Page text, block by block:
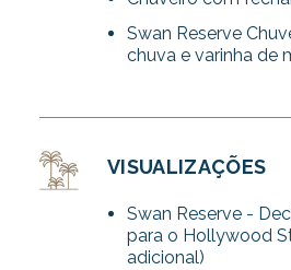
Swan Reserve
chuva e varinha de
VISUALIZAÇÕES
Swan Reserve -
para o Hollywood
adicional)